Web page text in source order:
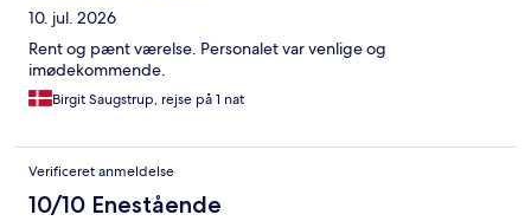
10. jul. 2026
Rent og pænt værelse. Personalet var venlige og
imødekommende.
Birgit Saugstrup, rejse på 1 nat
Verificeret anmeldelse
10/10 Enestående